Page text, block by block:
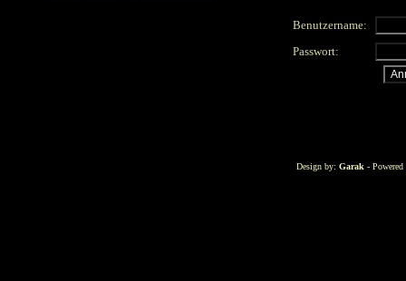
Benutzername:
Passwort:
Design by: Garak -